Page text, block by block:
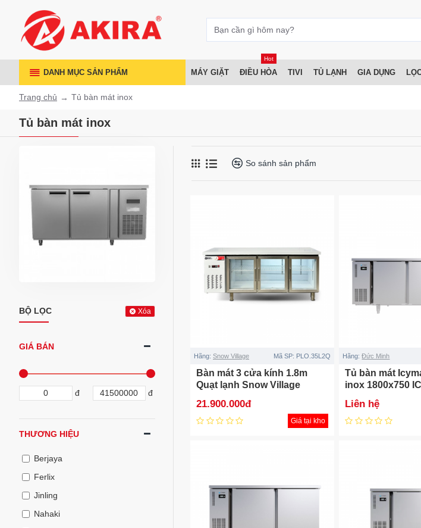
DANH MỤC SẢN PHẨM MÁY GIẶT ĐIỀU HÒA
Hot
TIVI TỦ LẠNH GIA DỤNG
Trang chủ Tủ bàn mát inox
Tủ bàn mát inox
BỘ LỌC Xóa
GIÁ BÁN
đ đ
THƯƠNG HIỆU
Berjaya
Ferlix
Jinling
Nahaki
So sánh sản phẩm
Hãng: Snow Village Mã SP: PLO.35L2Q
Bàn mát 3 cửa kính 1.8m
Quạt lạnh Snow Village
21.900.000đ
Giá tại kho
Hãng: Đức Minh
Tủ bàn mát
inox 1800x750
Liên hệ